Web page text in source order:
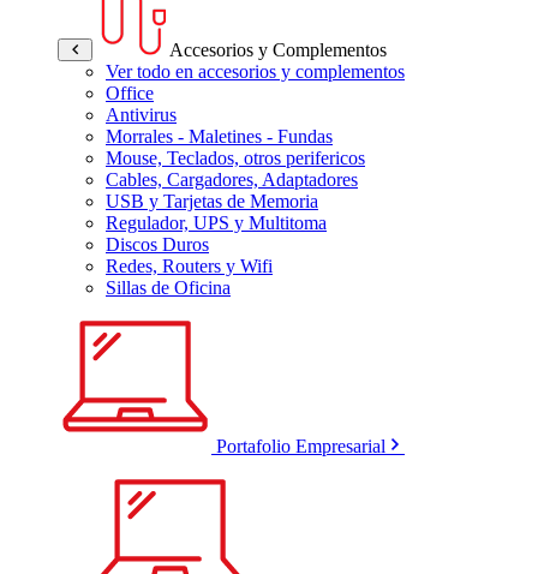
Accesorios y Complementos
Ver todo en accesorios y complementos
Office
Antivirus
Morrales - Maletines - Fundas
Mouse, Teclados, otros perifericos
Cables, Cargadores, Adaptadores
USB y Tarjetas de Memoria
Regulador, UPS y Multitoma
Discos Duros
Redes, Routers y Wifi
Sillas de Oficina
Portafolio Empresarial